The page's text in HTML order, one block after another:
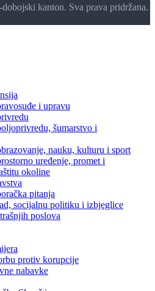
kanton. Sva prava pridržana.
i upravu
šumarstvo i
nauku, kulturu i sport
uređenje, promet i
okoline
pitanja
socijalnu politiku i izbjeglice
poslova
protiv korupcije
nabavke